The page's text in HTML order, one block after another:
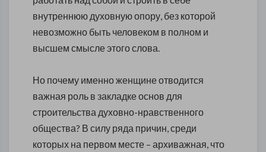
внутреннюю духовную опору, без которой
невозможно быть человеком в полном и
высшем смысле этого слова.
Но почему именно женщине отводится
важная роль в закладке основ для
строительства духовно-нравственного
общества? В силу ряда причин, среди
которых на первом месте – архиважная, что